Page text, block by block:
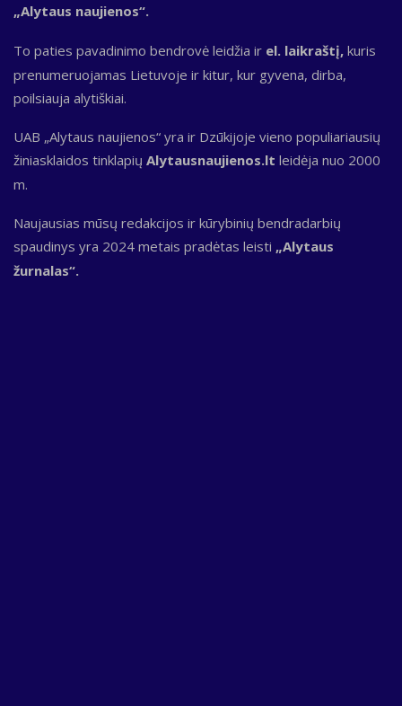
„Alytaus naujienos“.
To paties pavadinimo bendrovė leidžia ir el. laikraštį, kuris
prenumeruojamas Lietuvoje ir kitur, kur gyvena, dirba,
poilsiauja alytiškiai.
UAB „Alytaus naujienos“ yra ir Dzūkijoje vieno populiariausių
žiniasklaidos tinklapių Alytausnaujienos.lt leidėja nuo 2000
m.
Naujausias mūsų redakcijos ir kūrybinių bendradarbių
spaudinys yra 2024 metais pradėtas leisti „Alytaus
žurnalas“.